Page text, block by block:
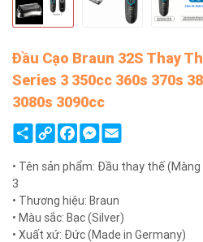
Đầu Cạo Braun 32S Thay
Series 3 350cc 360s 370s
3080s 3090cc
ShareCopy
Link
FacebookMessenger
Email
• Tên sản phẩm: Đầu thay thế
3
• Thương hiệu: Braun
• Màu sắc: Bạc (Silver)
• Xuất xứ: Đức (Made in Germany)